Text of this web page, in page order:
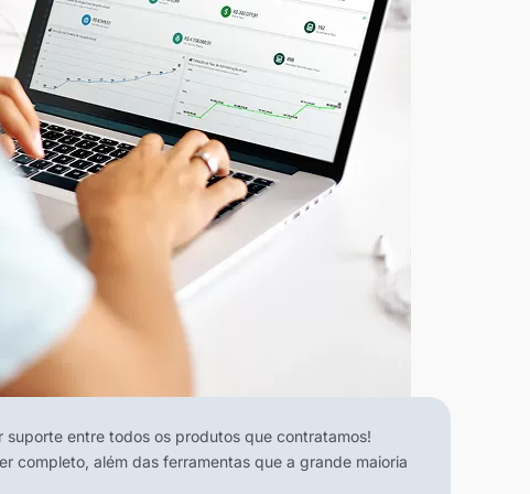
suporte entre todos os produtos que contratamos!
completo, além das ferramentas que a grande maioria